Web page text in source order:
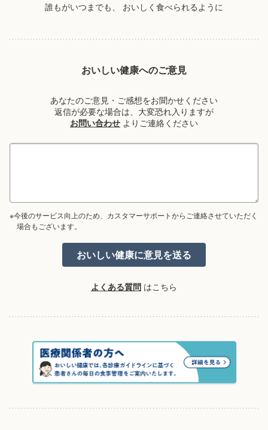
誰もがいつまでも、 おいしく食べられるように
おいしい健康へのご意見
あなたのご意見・ご感想をお聞かせください
返信が必要な場合は、大変恐れ入りますが
お問い合わせ よりご連絡ください
※今後のサービス向上のため、カスタマーサポートからご連絡させていただく
場合もございます。
よくある質問 はこちら